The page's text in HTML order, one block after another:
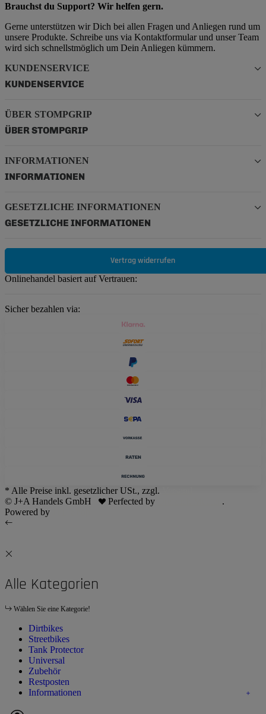
Brauchst du Support? Wir helfen gern.
Gerne unterstützen wir Dich bei allen Fragen und Anliegen rund um
unsere Produkte. Schreibe uns via Kontaktformular und unser Team
wird sich schnellstmöglich um Dein Anliegen kümmern.
KUNDENSERVICE
KUNDENSERVICE
ÜBER STOMPGRIP
ÜBER STOMPGRIP
INFORMATIONEN
INFORMATIONEN
GESETZLICHE INFORMATIONEN
GESETZLICHE INFORMATIONEN
Vertrag widerrufen
Onlinehandel basiert auf Vertrauen:
Sicher bezahlen via:
* Alle Preise inkl. gesetzlicher USt., zzgl.
© J+A Handels GmbH
Perfected by
.
Powered by
Alle Kategorien
Wählen Sie eine Kategorie!
Dirtbikes
Streetbikes
Tank Protector
Universal
Zubehör
Restposten
Informationen